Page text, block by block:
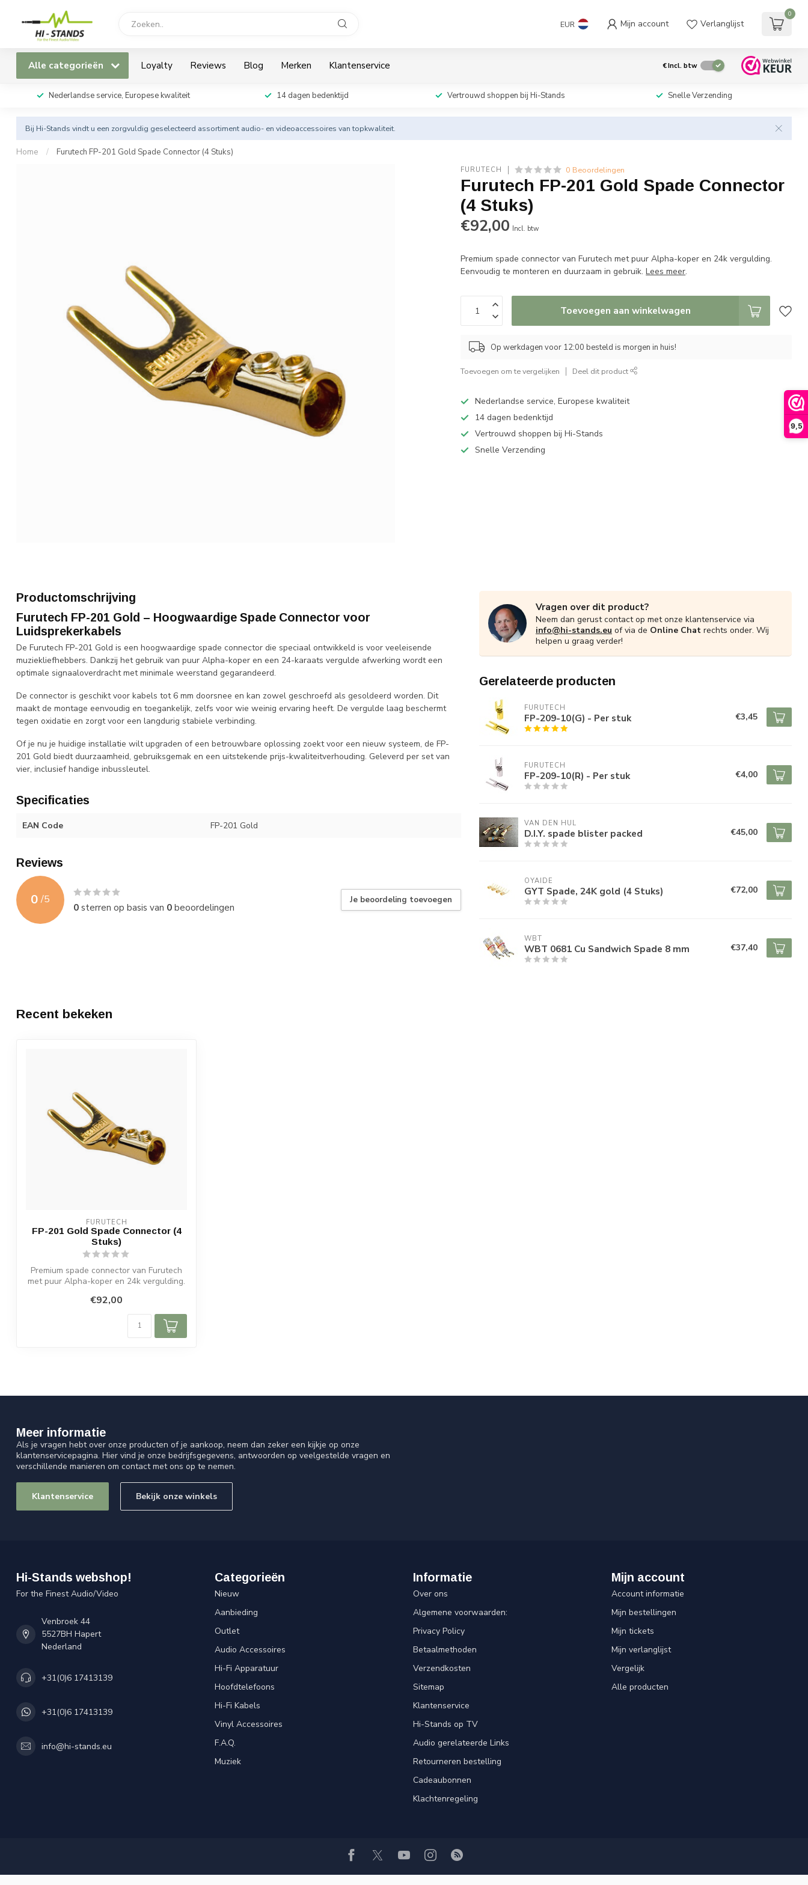
9,5
EUR Mijn account Verlanglijst
0
Alle categorieën Loyalty Reviews Blog Merken Klantenservice €Incl. btw
Nederlandse service, Europese kwaliteit 14 dagen bedenktijd Vertrouwd shoppen bij Hi-Stands Snelle Verzending
Bij Hi-Stands vindt u een zorgvuldig geselecteerd assortiment audio- en videoaccessoires van topkwaliteit.
Home / Furutech FP-201 Gold Spade Connector (4 Stuks)
FURUTECH 0 Beoordelingen
Furutech FP-201 Gold Spade Connector
(4 Stuks)
€92,00 Incl. btw
Premium spade connector van Furutech met puur Alpha-koper en 24k vergulding.
Eenvoudig te monteren en duurzaam in gebruik.Lees meer.
Toevoegen aan winkelwagen
Op werkdagen voor 12:00 besteld is morgen in huis!
Toevoegen om te vergelijken Deel dit product
Nederlandse service, Europese kwaliteit
14 dagen bedenktijd
Vertrouwd shoppen bij Hi-Stands
Snelle Verzending
Productomschrijving
Furutech FP-201 Gold – Hoogwaardige Spade Connector voor
Luidsprekerkabels
De Furutech FP-201 Gold is een hoogwaardige spade connector die speciaal ontwikkeld is voor veeleisende
muziekliefhebbers. Dankzij het gebruik van puur Alpha-koper en een 24-karaats vergulde afwerking wordt een
optimale signaaloverdracht met minimale weerstand gegarandeerd.
De connector is geschikt voor kabels tot 6 mm doorsnee en kan zowel geschroefd als gesoldeerd worden. Dit
maakt de montage eenvoudig en toegankelijk, zelfs voor wie weinig ervaring heeft. De vergulde laag beschermt
tegen oxidatie en zorgt voor een langdurig stabiele verbinding.
Of je nu je huidige installatie wilt upgraden of een betrouwbare oplossing zoekt voor een nieuw systeem, de FP-
201 Gold biedt duurzaamheid, gebruiksgemak en een uitstekende prijs-kwaliteitverhouding. Geleverd per set van
vier, inclusief handige inbussleutel.
Specificaties
EAN Code FP-201 Gold
Reviews
0 /5
0sterren op basis van 0beoordelingen
Je beoordeling toevoegen
Vragen over dit product?
Neem dan gerust contact op met onze klantenservice via
info@hi-stands.eu of via de Online Chat rechts onder. Wij
helpen u graag verder!
Gerelateerde producten
FURUTECH
FP-209-10(G) - Per stuk €3,45
FURUTECH
FP-209-10(R) - Per stuk €4,00
VAN DEN HUL
D.I.Y. spade blister packed €45,00
OYAIDE
GYT Spade, 24K gold (4 Stuks) €72,00
WBT
WBT 0681 Cu Sandwich Spade 8 mm €37,40
Recent bekeken
FURUTECH
FP-201 Gold Spade Connector (4
Stuks)
Premium spade connector van Furutech
met puur Alpha-koper en 24k vergulding.
€92,00
Meer informatie
Als je vragen hebt over onze producten of je aankoop, neem dan zeker een kijkje op onze
klantenservicepagina. Hier vind je onze bedrijfsgegevens, antwoorden op veelgestelde vragen en
verschillende manieren om contact met ons op te nemen.
Klantenservice Bekijk onze winkels
Hi-Stands webshop!
For the Finest Audio/Video
Venbroek 44
5527BH Hapert
Nederland
+31(0)6 17413139
+31(0)6 17413139
info@hi-stands.eu
Categorieën
Nieuw
Aanbieding
Outlet
Audio Accessoires
Hi-Fi Apparatuur
Hoofdtelefoons
Hi-Fi Kabels
Vinyl Accessoires
F.A.Q.
Muziek
Informatie
Over ons
Algemene voorwaarden:
Privacy Policy
Betaalmethoden
Verzendkosten
Sitemap
Klantenservice
Hi-Stands op TV
Audio gerelateerde Links
Retourneren bestelling
Cadeaubonnen
Klachtenregeling
Mijn account
Account informatie
Mijn bestellingen
Mijn tickets
Mijn verlanglijst
Vergelijk
Alle producten